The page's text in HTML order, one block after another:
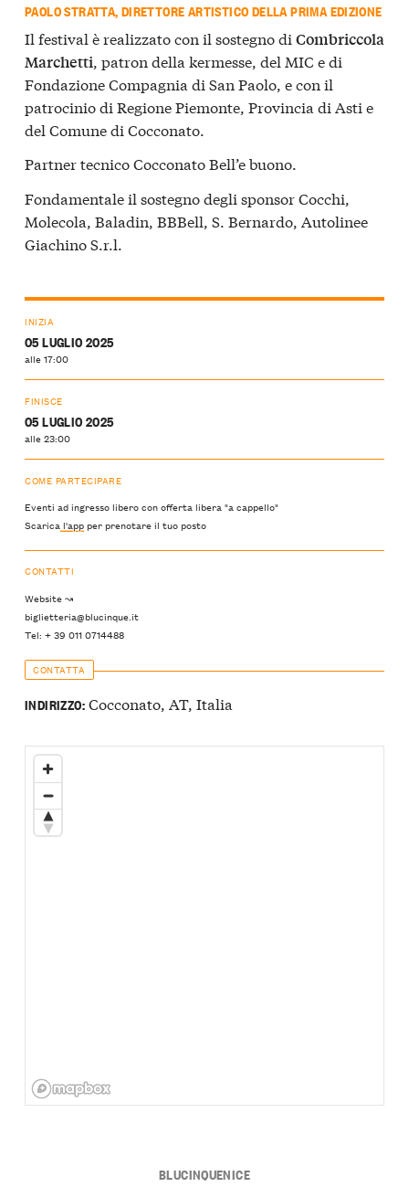
PAOLO STRATTA, DIRETTORE ARTISTICO DELLA PRIMA EDIZIONE
Il festival è realizzato con il sostegno di Combriccola
Marchetti, patron della kermesse, del MIC e di
Fondazione Compagnia di San Paolo, e con il
patrocinio di Regione Piemonte, Provincia di Asti e
del Comune di Cocconato.
Partner tecnico Cocconato Bell’e buono.
Fondamentale il sostegno degli sponsor Cocchi,
Molecola, Baladin, BBBell, S. Bernardo, Autolinee
Giachino S.r.l.
INIZIA
05 LUGLIO 2025
alle 17:00
FINISCE
05 LUGLIO 2025
alle 23:00
COME PARTECIPARE
Eventi ad ingresso libero con offerta libera "a cappello"
Scarical'appper prenotare il tuo posto
CONTATTI
Website ↝
biglietteria@blucinque.it
Tel: + 39 011 0714488
CONTATTA
INDIRIZZO:Cocconato, AT, Italia
BLUCINQUENICE